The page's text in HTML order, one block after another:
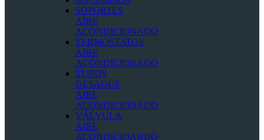
SOPORTES
AIRE
ACONDICIONADO
TERMOSTATOS
AIRE
ACONDICIONADO
TUBOS
DESAGÜE
AIRE
ACONDICIONADO
VÁLVULA
AIRE
ACONDICIOANDO